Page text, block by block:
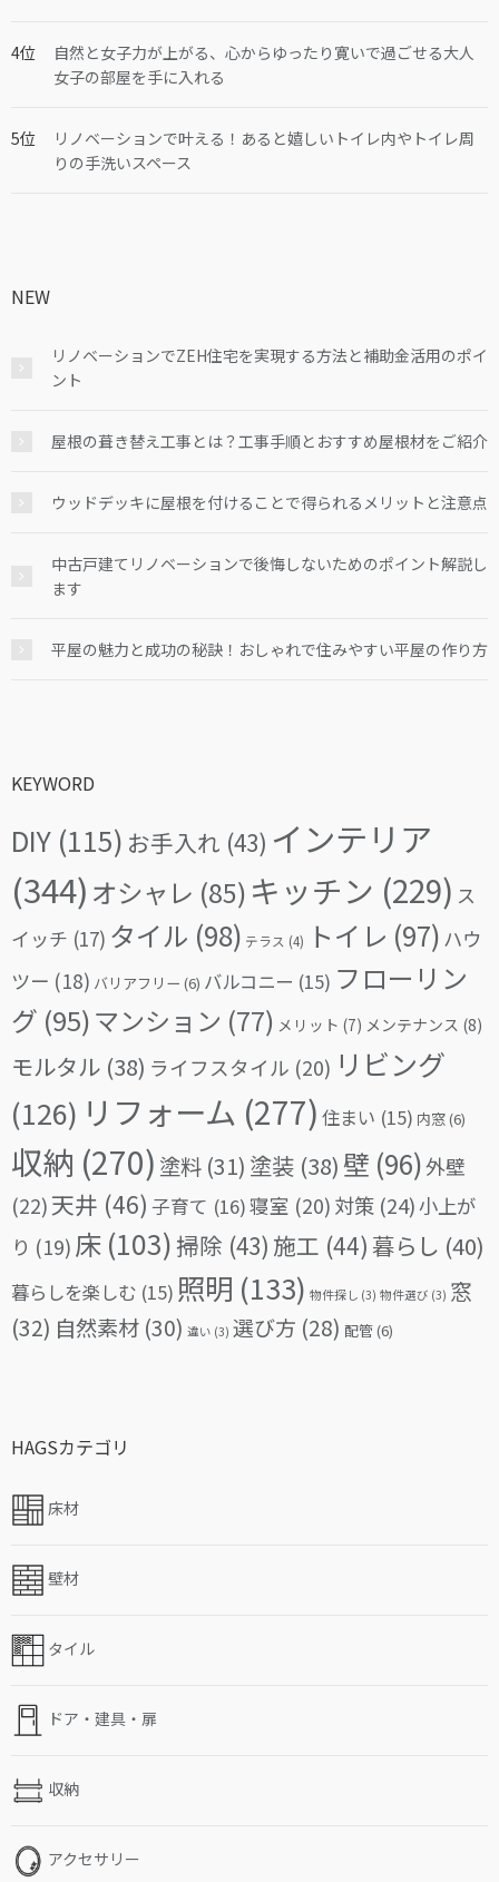
自然と女子力が上がる、心からゆったり寛いで過ごせる大人
女子の部屋を手に入れる
リノベーションで叶える！あると嬉しいトイレ内やトイレ周
りの手洗いスペース
NEW
リノベーションでZEH住宅を実現する方法と補助金活用のポイ
ント
屋根の葺き替え工事とは？工事手順とおすすめ屋根材をご紹介
ウッドデッキに屋根を付けることで得られるメリットと注意点
中古戸建てリノベーションで後悔しないためのポイント解説し
ます
平屋の魅力と成功の秘訣！おしゃれで住みやすい平屋の作り方
KEYWORD
DIY (115) お手入れ (43) インテリア
(344) オシャレ (85) キッチン (229) ス
イッチ (17) タイル (98) テラス (4) トイレ (97) ハウ
ツー (18) バリアフリー (6) バルコニー (15) フローリン
グ (95)マンション (77) メリット (7) メンテナンス (8)
モルタル (38) ライフスタイル (20) リビング
(126) リフォーム (277) 住まい (15) 内窓(6)
収納 (270) 塗料 (31) 塗装 (38) 壁 (96)外壁
(22)天井 (46) 子育て (16)寝室 (20) 対策 (24)小上が
り (19) 床 (103)掃除 (43) 施工 (44) 暮らし (40)
暮らしを楽しむ (15) 照明 (133) 物件探し (3) 物件選び (3) 窓
(32) 自然素材 (30) 違い (3) 選び方 (28) 配管(6)
HAGSカテゴリ
床材
壁材
タイル
ドア・建具・扉
収納
アクセサリー